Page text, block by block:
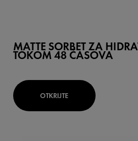
MATTE SORBET ZA
TOKOM 48 ČASOVA
OTKRIJTE